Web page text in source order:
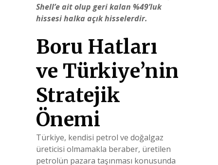
Shell’e ait olup geri kalan %49’luk
hissesi halka açık hisselerdir.
Boru Hatları
ve Türkiye’nin
Stratejik
Önemi
Türkiye, kendisi petrol ve doğalgaz
üreticisi olmamakla beraber, üretilen
petrolün pazara taşınması konusunda